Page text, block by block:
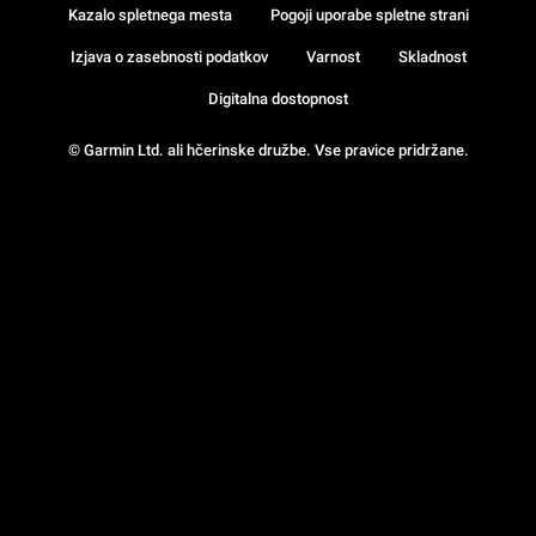
© Garmin Ltd. ali hčerinske družbe. Vse pravice pridržane.
Kazalo spletnega mesta Pogoji uporabe spletne strani
Izjava o zasebnosti podatkov Varnost Skladnost
Digitalna dostopnost